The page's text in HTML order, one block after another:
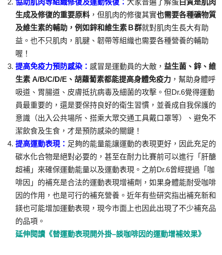
協助肌肉等組織修復及運動恢復： 大家普遍了解蛋白質是肌肉
生成及修復的重要原料 ，但肌肉的修復其實也需要各種礦物質
及維生素的輔助，例如鋅和維生素Ｂ群就對肌肉生長大有助
益。也不只肌肉，肌腱、韌帶等組織也需要各種營養的輔助
喔！
提高免疫力預防感染： 感冒是運動員的大敵， 益生菌、鋅、維
生素 A/B/C/D/E、胡蘿蔔素都能提高身體免疫力 ，幫助身體呼
吸道、胃腸道、皮膚抵抗病毒及細菌的攻擊。但Dr.6覺得運動
員最重要的，還是要保持良好的衛生習慣，並養成自我保護的
意識（出入公共場所、搭乘大眾交通工具戴口罩等）、避免不
潔飲食及生食，才是預防感染的關鍵！
提高運動表現： 足夠的能量能讓運動的表現更好，因此充足的
碳水化合物是絕對必要的，甚至在耐力比賽前可以進行「肝醣
超補」來確保運動能量以及運動表現。之前Dr.6曾經提過「咖
啡因」的補充是合法的運動表現增補劑，如果身體能耐受咖啡
因的作用，也是可行的補充營養。近年有些研究指出補充新和
鎂也可能增加運動表現，現今市面上也因此出現了不少補充品
的品項。
延伸閱讀《替運動表現開外掛–談咖啡因的運動增補效果》